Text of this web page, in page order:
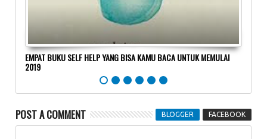
EMPAT BUKU SELF HELP YANG BISA KAMU BACA UNTUK MEMULAI
2019
POST A COMMENT BLOGGER FACEBOOK